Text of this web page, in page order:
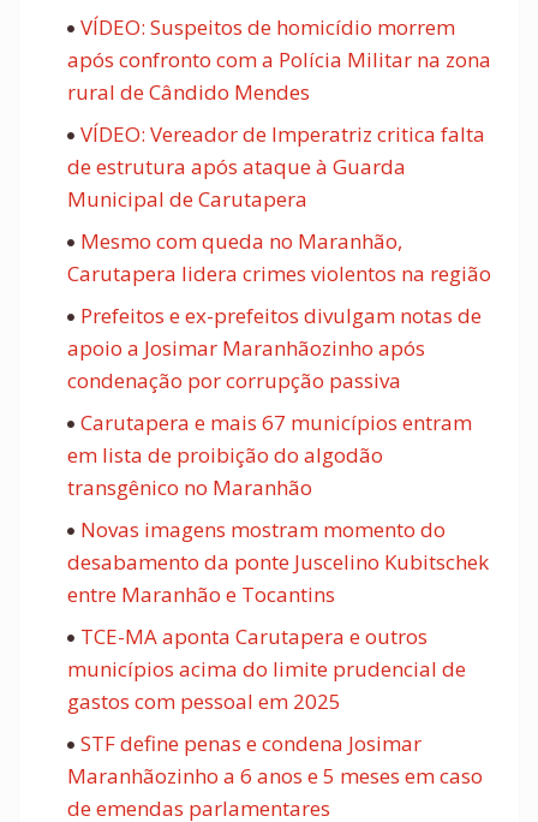
VÍDEO: Suspeitos de homicídio morrem
após confronto com a Polícia Militar na zona
rural de Cândido Mendes
VÍDEO: Vereador de Imperatriz critica falta
de estrutura após ataque à Guarda
Municipal de Carutapera
Mesmo com queda no Maranhão,
Carutapera lidera crimes violentos na região
Prefeitos e ex-prefeitos divulgam notas de
apoio a Josimar Maranhãozinho após
condenação por corrupção passiva
Carutapera e mais 67 municípios entram
em lista de proibição do algodão
transgênico no Maranhão
Novas imagens mostram momento do
desabamento da ponte Juscelino Kubitschek
entre Maranhão e Tocantins
TCE-MA aponta Carutapera e outros
municípios acima do limite prudencial de
gastos com pessoal em 2025
STF define penas e condena Josimar
Maranhãozinho a 6 anos e 5 meses em caso
de emendas parlamentares